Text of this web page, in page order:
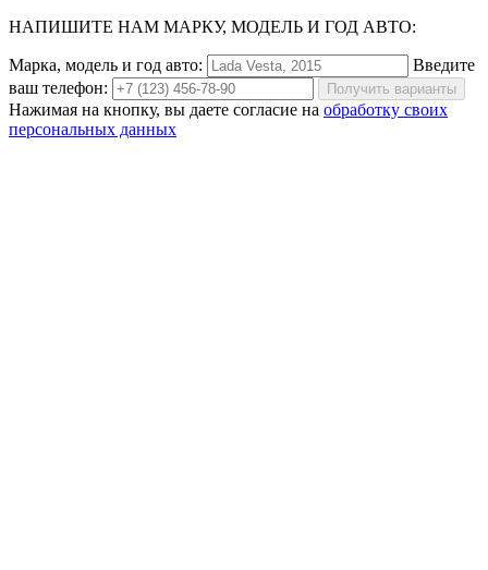
НАПИШИТЕ НАМ МАРКУ, МОДЕЛЬ И ГОД АВТО:
Марка, модель и год авто:
Введите
ваш телефон:
Получить варианты
Нажимая на кнопку, вы даете согласие на обработку своих
персональных данных